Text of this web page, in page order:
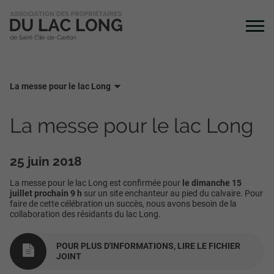
La messe pour le lac Long
La messe pour le lac Long
25 juin 2018
La messe pour le lac Long est confirmée pour le dimanche 15
juillet prochain 9 h sur un site enchanteur au pied du calvaire. Pour
faire de cette célébration un succès, nous avons besoin de la
collaboration des résidants du lac Long.
POUR PLUS D'INFORMATIONS, LIRE LE FICHIER
JOINT